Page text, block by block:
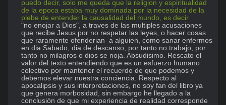
puedo decir, solo me queda que la religion y espiritualidad
de la epoca estaba muy dominada por la necesidad de la
plebe de entender la causalidad del mundo, es decir
"no enojar a Dios", a traves de las multiples acusaciones
que recibe Jesus por no respetar las leyes, o hacer cosas
que raramente ofenderian  a alguien, como sanar enfermos
en dia Sabado, dia de descanso, por tanto no trabajo, por
tanto no milagros o dios se noja. Absudisimo. Rescato el
valor del texto entendiendo que es un esfuerzo humano
colectivo por mantener el recuerdo de que podemos y
debemos elevar nuestra conciencia. Respecto al
apocalipsis y sus interpretaciones, no soy fan del libro ya
que genera morbosidad, sin embargo he llegado a la
conclusión de que mi experiencia de realidad corresponde